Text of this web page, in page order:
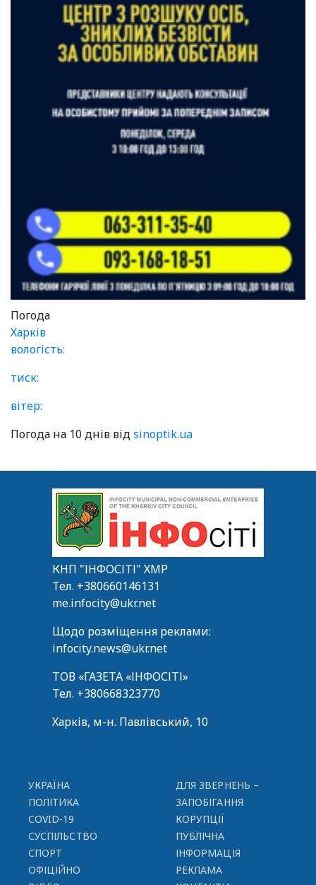
Погода
Харків
вологість:
тиск:
вітер:
Погода на 10 днів відsinoptik.ua
КНП "ІНФОСІТІ" ХМР
Тел. +380660146131
me.infocity@ukr.net
Щодо розміщення реклами:
infocity.news@ukr.net
ТОВ «ГАЗЕТА «ІНФОСІТІ»
Тел. +380668323770
Харків, м-н. Павлівський, 10
УКРАЇНА
ПОЛІТИКА
COVID-19
СУСПІЛЬСТВО
СПОРТ
ОФІЦІЙНО
ДЛЯ ЗВЕРНЕНЬ –
ЗАПОБІГАННЯ
КОРУПЦІЇ
ПУБЛІЧНА
ІНФОРМАЦІЯ
РЕКЛАМА